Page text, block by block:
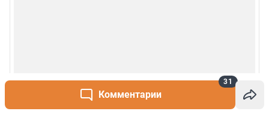
Комментарии
31